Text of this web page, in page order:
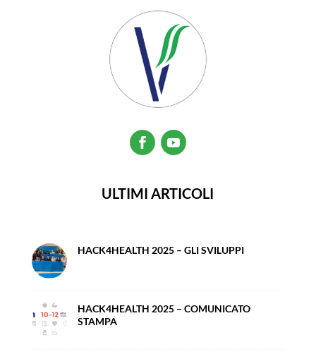
ULTIMI ARTICOLI
HACK4HEALTH 2025 – GLI SVILUPPI
HACK4HEALTH 2025 – COMUNICATO
STAMPA